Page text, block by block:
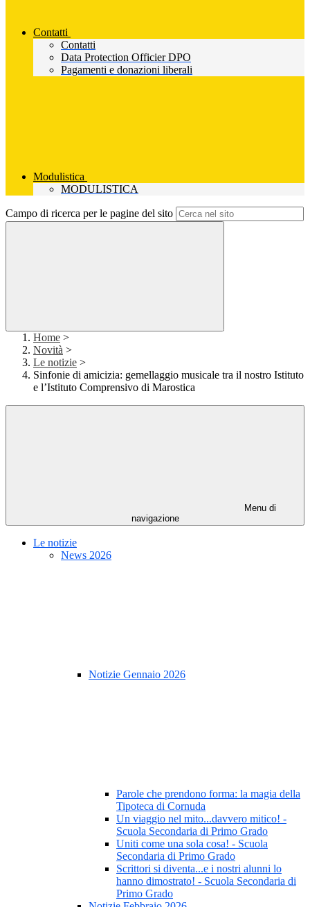
Contatti
Contatti
Data Protection Officier DPO
Pagamenti e donazioni liberali
Modulistica
MODULISTICA
Campo di ricerca per le pagine del sito
Home >
Novità >
Le notizie >
Sinfonie di amicizia: gemellaggio musicale tra il nostro Istituto
e l’Istituto Comprensivo di Marostica
Menu di
navigazione
Le notizie
News 2026
Notizie Gennaio 2026
Parole che prendono forma: la magia della
Tipoteca di Cornuda
Un viaggio nel mito...davvero mitico! -
Scuola Secondaria di Primo Grado
Uniti come una sola cosa! - Scuola
Secondaria di Primo Grado
Scrittori si diventa...e i nostri alunni lo
hanno dimostrato! - Scuola Secondaria di
Primo Grado